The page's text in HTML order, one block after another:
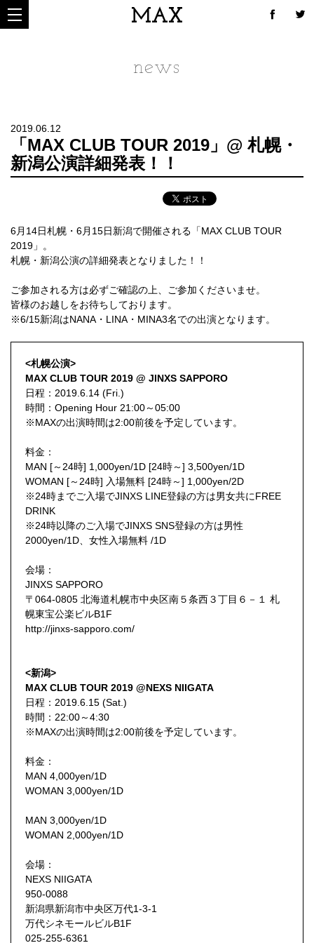
MAX
news
2019.06.12
「MAX CLUB TOUR 2019」@ 札幌・
新潟公演詳細発表！！
6月14日札幌・6月15日新潟で開催される「MAX CLUB TOUR
2019」。
札幌・新潟公演の詳細発表となりました！！
ご参加される方は必ずご確認の上、ご参加くださいませ。
皆様のお越しをお待ちしております。
※6/15新潟はNANA・LINA・MINA3名での出演となります。
<札幌公演>
MAX CLUB TOUR 2019 @ JINXS SAPPORO
日程：2019.6.14 (Fri.)
時間：Opening Hour 21:00～05:00
※MAXの出演時間は2:00前後を予定しています。
料金：
MAN [～24時] 1,000yen/1D [24時～] 3,500yen/1D
WOMAN [～24時] 入場無料 [24時～] 1,000yen/2D
※24時までご入場でJINXS LINE登録の方は男女共にFREE
DRINK
※24時以降のご入場でJINXS SNS登録の方は男性
2000yen/1D、女性入場無料 /1D
会場：
JINXS SAPPORO
〒064-0805 北海道札幌市中央区南５条西３丁目６－１ 札
幌東宝公楽ビルB1F
http://jinxs-sapporo.com/
<新潟>
MAX CLUB TOUR 2019 @NEXS NIIGATA
日程：2019.6.15 (Sat.)
時間：22:00～4:30
※MAXの出演時間は2:00前後を予定しています。
料金：
MAN 4,000yen/1D
WOMAN 3,000yen/1D
MAN 3,000yen/1D
WOMAN 2,000yen/1D
会場：
NEXS NIIGATA
950-0088
新潟県新潟市中央区万代1-3-1
万代シネモールビルB1F
025-255-6361